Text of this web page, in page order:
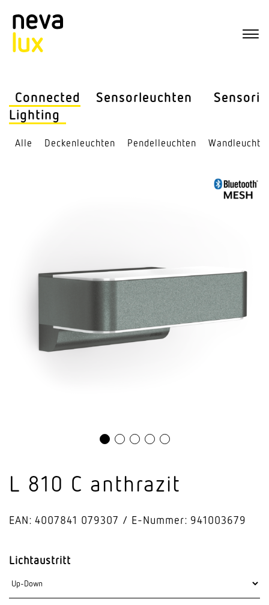
Connected
Lighting
Sensor­leuchten Sensorik
Alle Decken­leuchten Pendel­leuchten
L 810 C anthrazit
EAN: 4007841 079307 E-Nummer: 941003679
Lichtaustritt